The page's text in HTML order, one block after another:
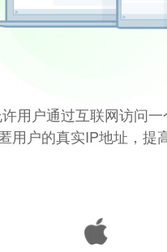
用户通过互联网访问一
用户的真实IP地址，提